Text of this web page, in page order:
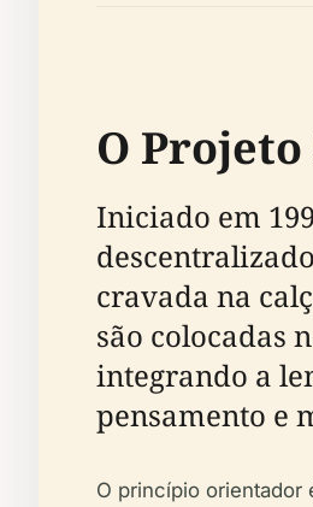
O
Iniciado em
cravada na
são colocadas
integrando a
pensamento e
O princípio orientador